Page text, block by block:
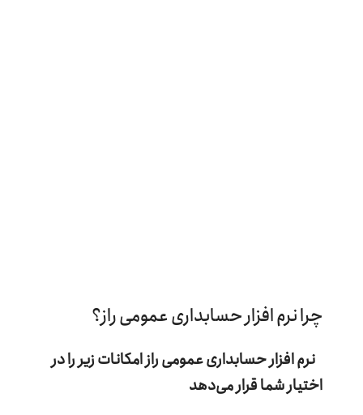
چرا نرم افزار حسابداری عمومی راز؟
نرم افزار حسابداری عمومی راز امکانات زیر را در
اختیار شما قرار می‌دهد